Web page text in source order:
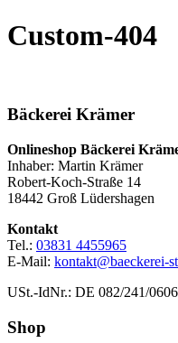
Custom-404
Bäckerei Krämer
Onlineshop Bäckerei
Inhaber: Martin Krämer
Robert-Koch-Straße 14
18442 Groß Lüdershagen
Kontakt
Tel.: 03831 4455965
E-Mail: kontakt@baeckerei-
USt.-IdNr.: DE 082/241/
Shop